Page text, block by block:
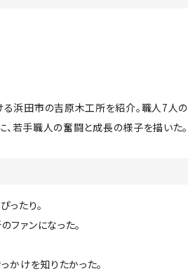
浜田市の吉原木工所を紹介。職人7人の
若手職人の奮闘と成長の様子を描いた。
ったり。
ァンになった。
かけを知りたかった。